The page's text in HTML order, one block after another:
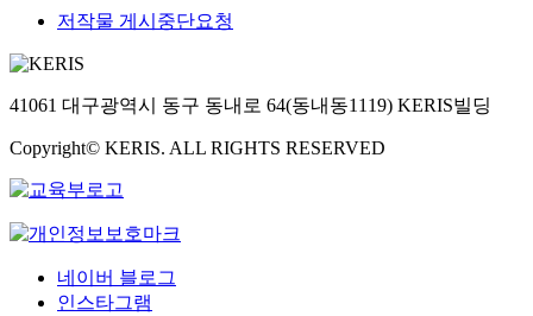
저작물 게시중단요청
41061 대구광역시 동구 동내로 64(동내동1119) KERIS빌딩
Copyright© KERIS. ALL RIGHTS RESERVED
네이버 블로그
인스타그램